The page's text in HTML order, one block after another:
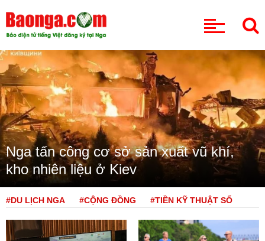
Nga tấn công cơ sở sản xuất vũ khí,
kho nhiên liệu ở Kiev
#DU LỊCH NGA #CỘNG ĐỒNG #TIỀN KỸ THUẬT SỐ